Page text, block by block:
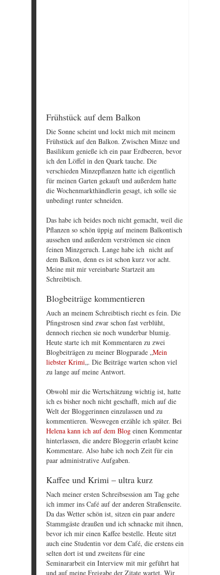
Frühstück auf dem Balkon
Die Sonne scheint und lockt mich mit meinem
Frühstück auf den Balkon. Zwischen Minze und
Basilikum genieße ich ein paar Erdbeeren, bevor
ich den Löffel in den Quark tauche. Die
verschieden Minzepflanzen hatte ich eigentlich
für meinen Garten gekauft und außerdem hatte
die Wochenmarkthändlerin gesagt, ich solle sie
unbedingt runter schneiden.
Das habe ich beides noch nicht gemacht, weil die
Pflanzen so schön üppig auf meinem Balkontisch
aussehen und außerdem verströmen sie einen
feinen Minzgeruch. Lange habe ich nicht auf
dem Balkon, denn es ist schon kurz vor acht.
Meine mit mir vereinbarte Startzeit am
Schreibtisch.
Blogbeiträge kommentieren
Auch an meinem Schreibtisch riecht es fein. Die
Pfingstrosen sind zwar schon fast verblüht,
dennoch riechen sie noch wunderbar blumig.
Heute starte ich mit Kommentaren zu zwei
Blogbeiträgen zu meiner Blogparade „Mein
liebster Krimi„. Die Beiträge warten schon viel
zu lange auf meine Antwort.
Obwohl mir die Wertschätzung wichtig ist, hatte
ich es bisher noch nicht geschafft, mich auf die
Welt der Bloggerinnen einzulassen und zu
kommentieren. Weswegen erzähle ich später. Bei
Helena kann ich auf dem Blog einen Kommentar
hinterlassen, die andere Bloggerin erlaubt keine
Kommentare. Also habe ich noch Zeit für ein
paar administrative Aufgaben.
Kaffee und Krimi – ultra kurz
Nach meiner ersten Schreibsession am Tag gehe
ich immer ins Café auf der anderen Straßenseite.
Da das Wetter schön ist, sitzen ein paar andere
Stammgäste draußen und ich schnacke mit ihnen,
bevor ich mir einen Kaffee bestelle. Heute sitzt
auch eine Studentin vor dem Café, die erstens ein
selten dort ist und zweitens für eine
Seminararbeit ein Interview mit mir geführt hat
und auf meine Freigabe der Zitate wartet. Wir